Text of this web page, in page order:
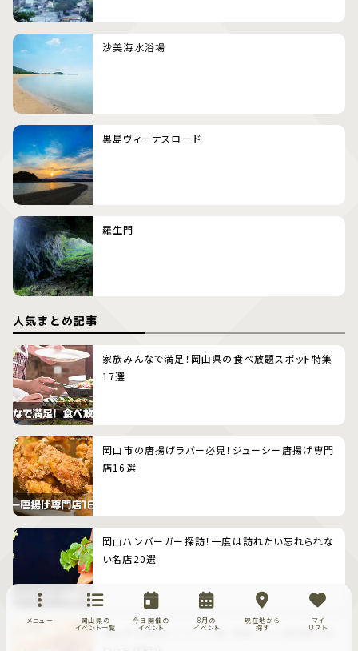
沙美海水浴場
黒島ヴィーナスロード
羅生門
人気まとめ記事
家族みんなで満足！岡山県の食べ放題スポット特集
17選
岡山市の唐揚げラバー必見！ジューシー唐揚げ専門
店16選
岡山ハンバーガー探訪！一度は訪れたい忘れられな
い名店20選
岡山市の絶品トンカツ19選：美味しさと満足感を味
メニュー
岡山県の
イベント一覧
今日開催の
イベント
8月の
イベント
現在地から
探す
マイ
リスト